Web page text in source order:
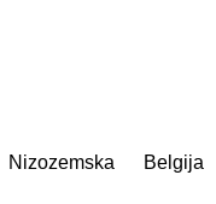
Nizozemska Belgija